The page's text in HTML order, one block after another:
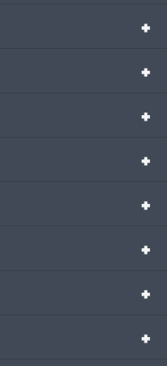
+
+
+
+
+
+
+
+